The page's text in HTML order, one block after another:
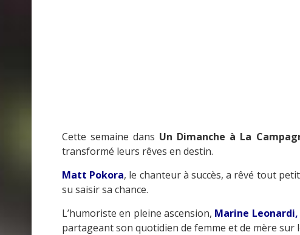
Cette semaine dans Un Dimanche à La
transformé leurs rêves en destin.
Matt Pokora, le chanteur à succès, a rêvé tout
su saisir sa chance.
L’humoriste en pleine ascension, Marine Leonardi,
partageant son quotidien de femme et de mère sur